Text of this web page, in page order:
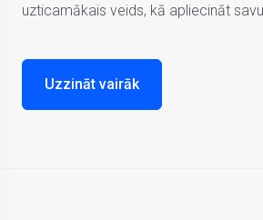
uzticamākais veids, kā apliecināt
Uzzināt vairāk